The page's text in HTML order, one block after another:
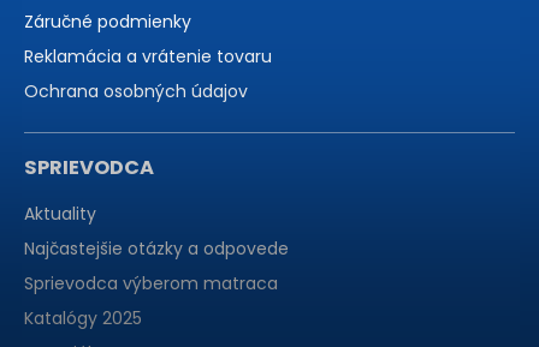
Záručné podmienky
Reklamácia a vrátenie tovaru
Ochrana osobných údajov
SPRIEVODCA
Aktuality
Najčastejšie otázky a odpovede
Sprievodca výberom matraca
Katalógy 2025